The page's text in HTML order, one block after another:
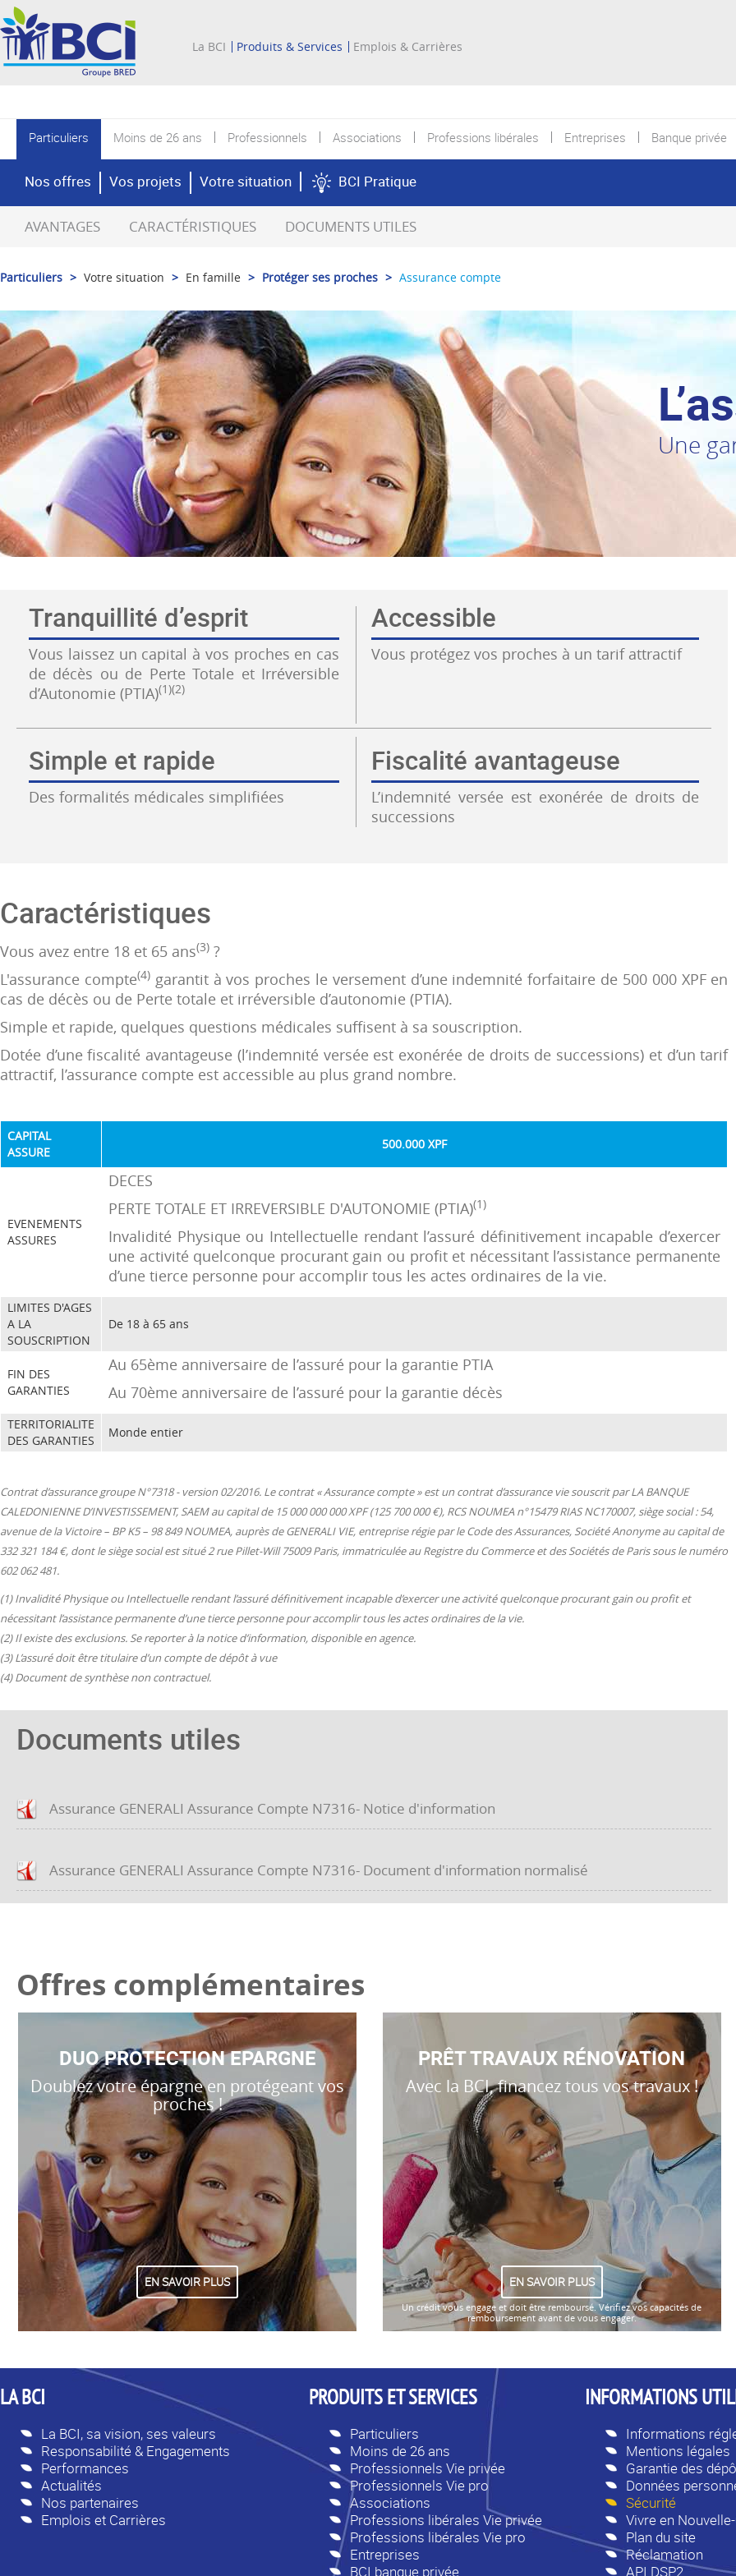
La BCI Produits & Services Emplois & Carrières
Particuliers Moins de 26 ans Professionnels Associations Professions libérales Entreprises Banque privée
Nos offres Vos projets Votre situation BCI Pratique
AVANTAGES CARACTÉRISTIQUES DOCUMENTS UTILES
Particuliers > Votre situation > En famille > Protéger ses proches > Assurance compte
Une
Tranquillité d’esprit
Vous laissez un capital à vos proches en cas
de décès ou de Perte Totale et Irréversible
d’Autonomie (PTIA)(1)(2)
Accessible
Vous protégez vos proches à un tarif attractif
Simple et rapide
Des formalités médicales simplifiées
Fiscalité avantageuse
L’indemnité versée est exonérée de droits de
successions
Caractéristiques
Vous avez entre 18 et 65 ans(3) ?
L'assurance compte(4)garantit à vos proches le versement d’une indemnité forfaitaire de 500 000 XPF en
cas de décès ou de Perte totale et irréversible d’autonomie (PTIA).
Simple et rapide, quelques questions médicales suffisent à sa souscription.
Dotée d’une fiscalité avantageuse (l’indemnité versée est exonérée de droits de successions) et d’un tarif
attractif, l’assurance compte est accessible au plus grand nombre.
CAPITAL
ASSURE
500.000 XPF
EVENEMENTS
ASSURES
DECES
PERTE TOTALE ET IRREVERSIBLE D'AUTONOMIE (PTIA)(1)
Invalidité Physique ou Intellectuelle rendant l’assuré définitivement incapable d’exercer
une activité quelconque procurant gain ou profit et nécessitant l’assistance permanente
d’une tierce personne pour accomplir tous les actes ordinaires de la vie.
LIMITES D'AGES
A LA
SOUSCRIPTION
De 18 à 65 ans
FIN DES
GARANTIES
Au 65ème anniversaire de l’assuré pour la garantie PTIA
Au 70ème anniversaire de l’assuré pour la garantie décès
TERRITORIALITE
DES GARANTIES
Monde entier
Contrat d’assurance groupe N°7318 - version 02/2016. Le contrat « Assurance compte » est un contrat d’assurance vie souscrit par LA BANQUE
CALEDONIENNE D’INVESTISSEMENT, SAEM au capital de 15 000 000 000 XPF (125 700 000 €), RCS NOUMEA n°15479 RIAS NC170007, siège social : 54,
avenue de la Victoire – BP K5 – 98 849 NOUMEA, auprès de GENERALI VIE, entreprise régie par le Code des Assurances, Société Anonyme au capital de
332 321 184 €, dont le siège social est situé 2 rue Pillet-Will 75009 Paris, immatriculée au Registre du Commerce et des Sociétés de Paris sous le numéro
602 062 481.
(1) Invalidité Physique ou Intellectuelle rendant l’assuré définitivement incapable d’exercer une activité quelconque procurant gain ou profit et
nécessitant l’assistance permanente d’une tierce personne pour accomplir tous les actes ordinaires de la vie.
(2) Il existe des exclusions. Se reporter à la notice d’information, disponible en agence.
(3) L’assuré doit être titulaire d’un compte de dépôt à vue
(4) Document de synthèse non contractuel.
Documents utiles
Assurance GENERALI Assurance Compte N7316- Notice d'information
Assurance GENERALI Assurance Compte N7316- Document d'information normalisé
Offres complémentaires
DUO PROTECTION EPARGNE
Doublez votre épargne en protégeant vos
proches !
EN SAVOIR PLUS
PRÊT TRAVAUX RÉNOVATION
Avec la BCI, financez tous vos travaux !
EN SAVOIR PLUS
Un crédit vous engage et doit être remboursé. Vérifiez vos capacités de
remboursement avant de vous engager.
LA BCI
La BCI, sa vision, ses valeurs
Responsabilité & Engagements
Performances
Actualités
Nos partenaires
Emplois et Carrières
PRODUITS ET SERVICES
Particuliers
Moins de 26 ans
Professionnels Vie privée
Professionnels Vie pro
Associations
Professions libérales Vie privée
Professions libérales Vie pro
Entreprises
BCI banque privée
INFORMATIONS
Informations
Mentions légales
Garantie des
Données
Sécurité
Vivre en
Plan du site
Réclamation
API DSP2